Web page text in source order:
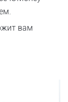
вам